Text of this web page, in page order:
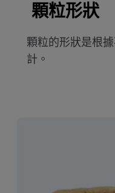
顆粒形狀
顆粒的形狀是根
計。